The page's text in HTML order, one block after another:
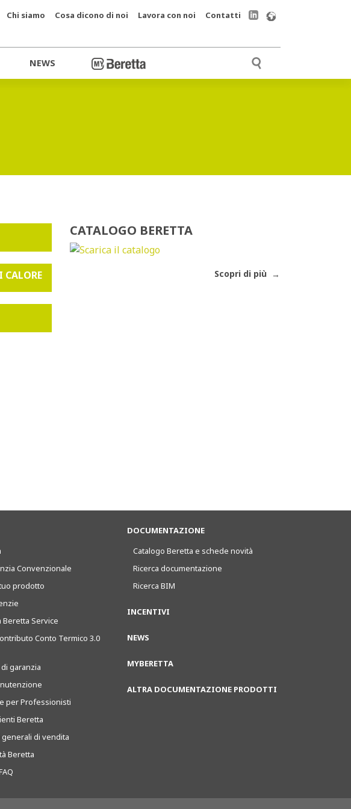
NEWS
Chi siamo Cosa dicono di noi Lavora con noi Contatti
CALORE
CATALOGO BERETTA
Scopri di più
Convenzionale
prodotto
Beretta Service
Conto Termico 3.0
garanzia
per Professionisti
Beretta
di vendita
Beretta
DOCUMENTAZIONE
Catalogo Beretta e schede novità
Ricerca documentazione
Ricerca BIM
INCENTIVI
NEWS
MYBERETTA
ALTRA DOCUMENTAZIONE PRODOTTI